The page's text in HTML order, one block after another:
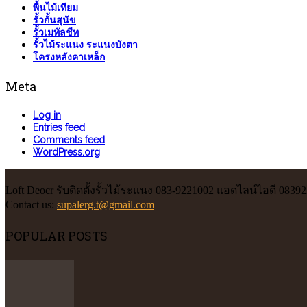
พื้นไม้เทียม
รั้วกั้นสุนัข
รั้วเมทัลชีท
รั้วไม้ระแนง ระแนงบังตา
โครงหลังคาเหล็ก
Meta
Log in
Entries feed
Comments feed
WordPress.org
Loft Deocr รับติดตั้งรั้วไม้ระแนง 083-9221002 แอดไลน์ไอดี
Contact us: supalerg.t@gmail.com
POPULAR POSTS